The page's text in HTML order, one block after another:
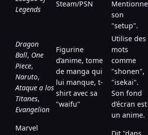
Legends
Steam/PSN
Mentionne
son
"setup".
Dragon
Ball, One
Piece,
Naruto,
Ataque a los
Titanes,
Evangelion
Figurine
d’anime, tome
de manga qui
lui manque, t-
shirt avec sa
"waifu"
Utilise des
mots
comme
"shonen",
"isekai".
Son fond
d’écran est
un anime.
Marvel